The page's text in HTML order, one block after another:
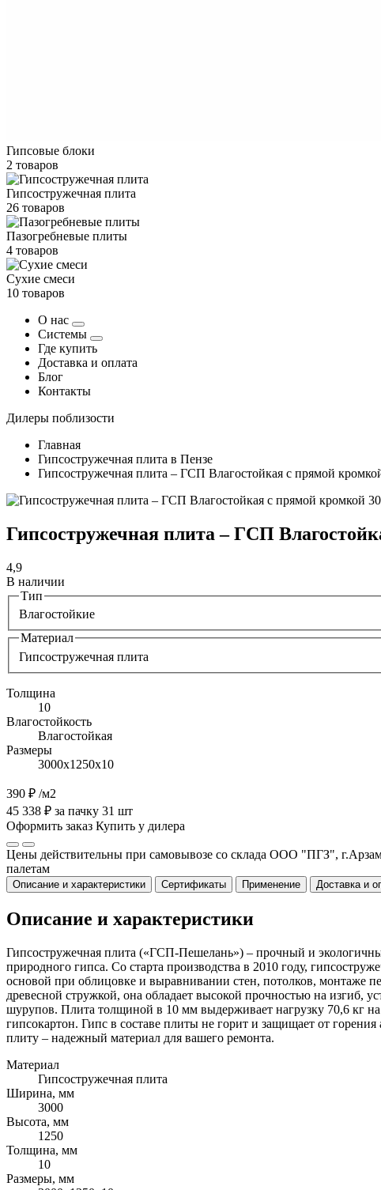
Гипсовые блоки
2 товаров
Гипсостружечная плита
26 товаров
Пазогребневые плиты
4 товаров
Сухие смеси
10 товаров
О нас
Системы
Где купить
Доставка и оплата
Блог
Контакты
Дилеры поблизости
Главная
Гипсостружечная плита в Пензе
Гипсостружечная плита – ГСП Влагостойкая с прямой
Гипсостружечная плита – ГСП
4,9
В наличии
Тип
Влагостойкие
Материал
Гипсостружечная плита
Толщина
10
Влагостойкость
Влагостойкая
Размеры
3000х1250х10
390 ₽ /м2
45 338 ₽ за пачку 31 шт
Оформить заказ Купить у дилера
Цены действительны при самовывозе со склада ООО "ПГЗ",
палетам
Описание и характеристики Сертификаты Применение Доставка и
Описание и характеристики
Гипсостружечная плита («ГСП-Пешелань») – прочный и
природного гипса. Со старта производства в 2010 году,
основой при облицовке и выравнивании стен, потолков, монтаже
древесной стружкой, она обладает высокой прочностью на изгиб,
шурупов. Плита толщиной в 10 мм выдерживает нагрузку 70,6 кг
гипсокартон. Гипс в составе плиты не горит и защищает от
плиту – надежный материал для вашего ремонта.
Материал
Гипсостружечная плита
Ширина, мм
3000
Высота, мм
1250
Толщина, мм
10
Размеры, мм